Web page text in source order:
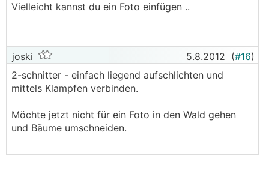
Vielleicht kannst du ein Foto einfügen ..
joski 5.8.2012 (#16)
2-schnitter - einfach liegend aufschlichten und
mittels Klampfen verbinden.
Möchte jetzt nicht für ein Foto in den Wald gehen
und Bäume umschneiden.